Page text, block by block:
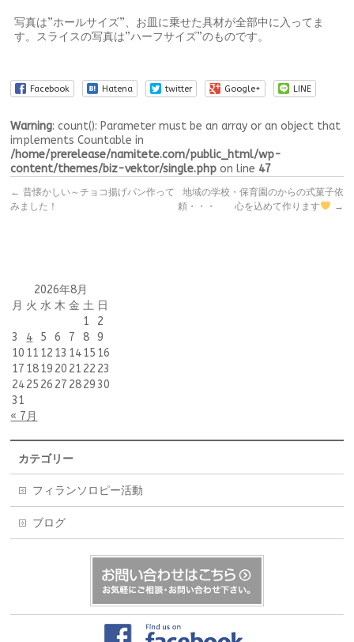
写真は”ホールサイズ”、お皿に乗せた具材が全部中に入ってま
す。スライスの写真は”ハーフサイズ”のものです。
Facebook Hatena twitter Google+ LINE
Warning: count(): Parameter must be an array or an object that
implements Countable in
/home/prerelease/namitete.com/public_html/wp-
content/themes/biz-vektor/single.php on line 47
← 昔懐かしい～チョコ揚げパン作って
みました！
地域の学校・保育園のからの式菓子依
頼・・・ 心を込めて作ります
→
2026年8月
月 火 水 木 金 土 日
1
2
3
4 5 6 7 8
9
10 11 12 13 1415 16
17 1819 20 21 22 23
2425 26 27 2829 30
31
« 7月
カテゴリー
フィランソロピー活動
ブログ